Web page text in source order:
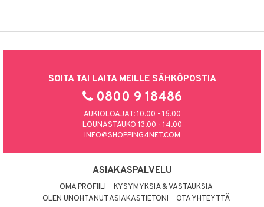
SOITA TAI LAITA MEILLE SÄHKÖPOSTIA
0800 9 18486
AUKIOLOAJAT: 10.00 - 16.00
LOUNASTAUKO 13.00 - 14.00
INFO@SHOPPING4NET.COM
ASIAKASPALVELU
OMA PROFIILI
KYSYMYKSIÄ & VASTAUKSIA
OLEN UNOHTANUT ASIAKASTIETONI
OTA YHTEYTTÄ